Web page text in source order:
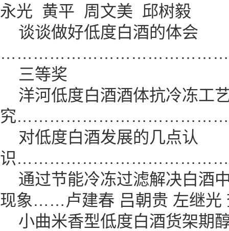
永光 黄平 周文美 邱树毅
谈谈做好低度白酒的体会
……………………………………刘
三等奖
洋河低度白酒酒体抗冷冻工
究
对低度白酒发展的几点认
识
通过节能冷冻过滤解决白酒
现象……卢建春 吕朝贵 左继光
小曲米香型低度白酒货架期